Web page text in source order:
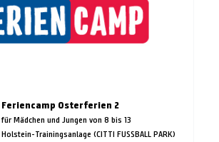
Feriencamp Osterferien 2
für Mädchen und Jungen von 8 bis 13
Holstein-Trainingsanlage (CITTI FUSSBALL PARK)